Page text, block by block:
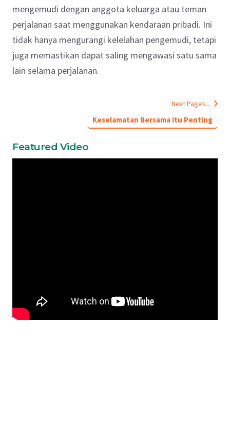
mengemudi dengan anggota keluarga atau teman
perjalanan saat menggunakan kendaraan pribadi. Ini
tidak hanya mengurangi kelelahan pengemudi, tetapi
juga memastikan dapat saling mengawasi satu sama
lain selama perjalanan.
Next Pages...
Keselamatan Bersama Itu Penting
Featured Video